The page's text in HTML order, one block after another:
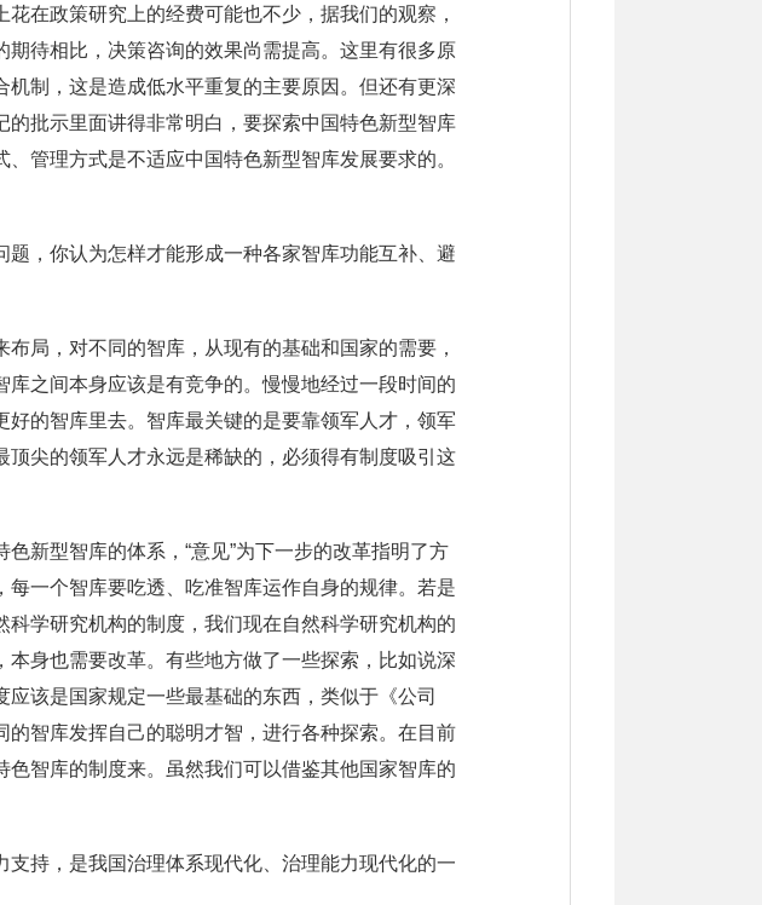
在政策研究上的经费可能也不少，据我们的观察，
待相比，决策咨询的效果尚需提高。这里有很多原
制，这是造成低水平重复的主要原因。但还有更深
批示里面讲得非常明白，要探索中国特色新型智库
管理方式是不适应中国特色新型智库发展要求的。
，你认为怎样才能形成一种各家智库功能互补、避
局，对不同的智库，从现有的基础和国家的需要，
之间本身应该是有竞争的。慢慢地经过一段时间的
的智库里去。智库最关键的是要靠领军人才，领军
尖的领军人才永远是稀缺的，必须得有制度吸引这
新型智库的体系，“意见”为下一步的改革指明了方
一个智库要吃透、吃准智库运作自身的规律。若是
学研究机构的制度，我们现在自然科学研究机构的
身也需要改革。有些地方做了一些探索，比如说深
该是国家规定一些最基础的东西，类似于《公司
智库发挥自己的聪明才智，进行各种探索。在目前
智库的制度来。虽然我们可以借鉴其他国家智库的
持，是我国治理体系现代化、治理能力现代化的一